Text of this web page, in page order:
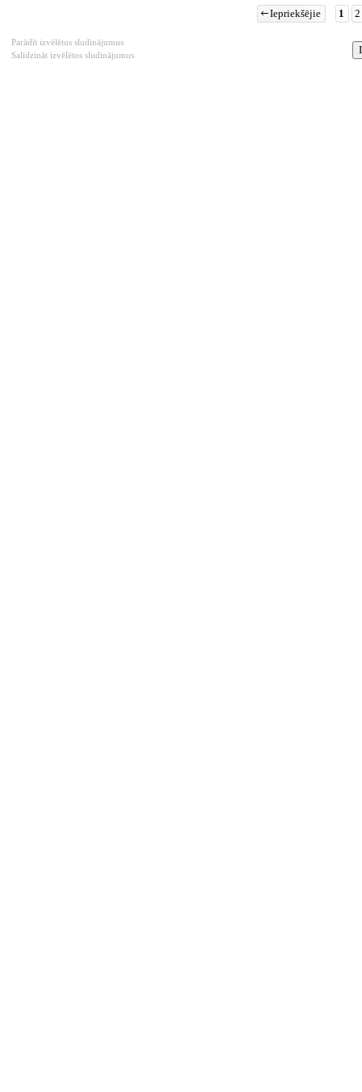
Iepriekšējie 1 2
Parādīt izvēlētos sludinājumus
Salīdzināt izvēlētos sludinājumus